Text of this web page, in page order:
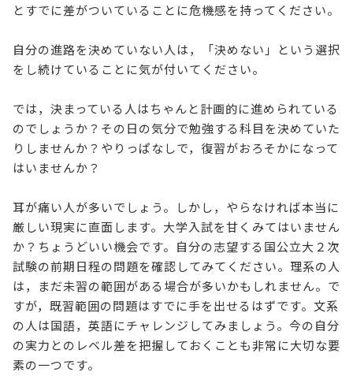
とすでに差がついていることに危機感を持ってください。
自分の進路を決めていない人は，「決めない」という選択
をし続けていることに気が付いてください。
では，決まっている人はちゃんと計画的に進められている
のでしょうか？その日の気分で勉強する科目を決めていた
りしませんか？やりっぱなしで，復習がおろそかになって
はいませんか？
耳が痛い人が多いでしょう。しかし，やらなければ本当に
厳しい現実に直面します。大学入試を甘くみてはいません
か？ちょうどいい機会です。自分の志望する国公立大２次
試験の前期日程の問題を確認してみてください。理系の人
は，まだ未習の範囲がある場合が多いかもしれません。で
すが，既習範囲の問題はすでに手を出せるはずです。文系
の人は国語，英語にチャレンジしてみましょう。今の自分
の実力とのレベル差を把握しておくことも非常に大切な要
素の一つです。